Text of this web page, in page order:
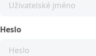
Heslo